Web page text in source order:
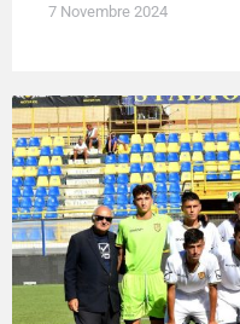
7 Novembre 2024